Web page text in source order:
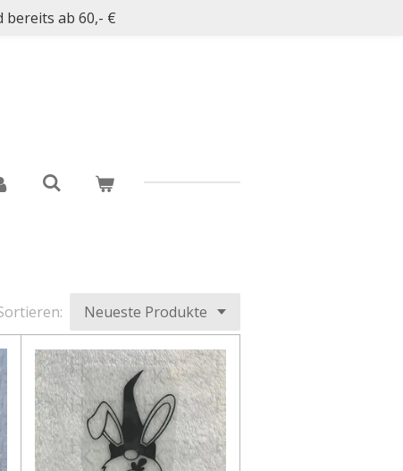
bereits ab 60,- €